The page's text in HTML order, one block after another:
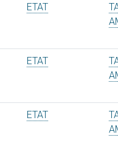
ETAT
ETAT
ETAT